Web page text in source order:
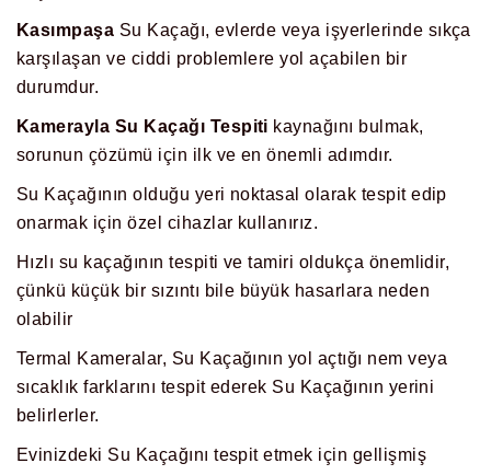
Kasımpaşa Su Kaçağı, evlerde veya işyerlerinde sıkça
karşılaşan ve ciddi problemlere yol açabilen bir
durumdur.
Kamerayla Su Kaçağı Tespiti kaynağını bulmak,
sorunun çözümü için ilk ve en önemli adımdır.
Su Kaçağının olduğu yeri noktasal olarak tespit edip
onarmak için özel cihazlar kullanırız.
Hızlı su kaçağının tespiti ve tamiri oldukça önemlidir,
çünkü küçük bir sızıntı bile büyük hasarlara neden
olabilir
Termal Kameralar, Su Kaçağının yol açtığı nem veya
sıcaklık farklarını tespit ederek Su Kaçağının yerini
belirlerler.
Evinizdeki Su Kaçağını tespit etmek için gellişmiş